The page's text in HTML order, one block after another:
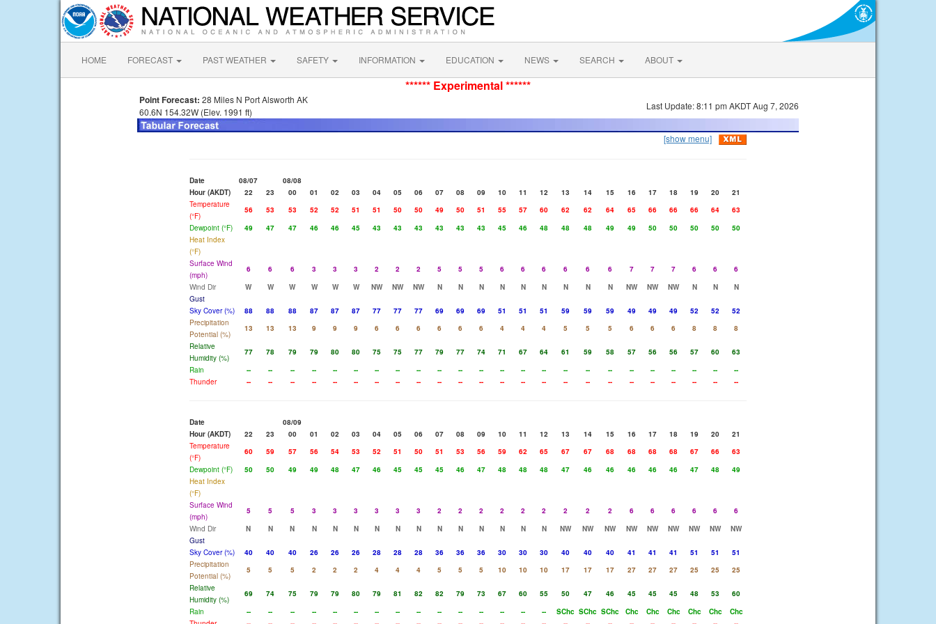
HOME FORECAST PAST WEATHER SAFETY INFORMATION EDUCATION NEWS SEARCH ABOUT
****** Experimental ******
Point Forecast: 28 Miles N Port Alsworth AK
60.6N 154.32W (Elev. 1991 ft)
Last Update: 8:11 pm AKDT Aug 7, 2026
[show menu]
Date 08/07
08/08
Hour (AKDT)
22 23 00 01 02 03 04 05 06 07 08 09 10 11 12 13 14 15 16 17 18 19 20
21
Temperature
(°F)
56 53 53 52 52 51 51 50 50 49 50 51 55 57 60 62 62 64 65 66 66 66 64
63
Dewpoint (°F)
49 47 47 46 46 45 43 43 43 43 43 43 45 46 48 48 48 49 49 50 50 50 50
50
Heat Index
(°F)
Surface Wind
(mph)
6 6 6 3 3 3 2 2 2 5 5 5 6 6 6 6 6 6 7 7 7 6 6
6
Wind Dir
W W W W W W NW NW NW N N N N N N N N N NW NW NW N N
N
Gust
Sky Cover (%)
88 88 88 87 87 87 77 77 77 69 69 69 51 51 51 59 59 59 49 49 49 52 52
52
Precipitation
Potential (%)
13 13 13 9 9 9 6 6 6 6 6 6 4 4 4 5 5 5 6 6 6 8 8
8
Relative
Humidity (%)
77 78 79 79 80 80 75 75 77 79 77 74 71 67 64 61 59 58 57 56 56 57 60
63
Rain
-- -- -- -- -- -- -- -- -- -- -- -- -- -- -- -- -- -- -- -- -- -- --
--
Thunder
-- -- -- -- -- -- -- -- -- -- -- -- -- -- -- -- -- -- -- -- -- -- -- --
Date
08/09
Hour (AKDT)
22 23 00 01 02 03 04 05 06 07 08 09 10 11 12 13 14 15 16 17 18 19 20
21
Temperature
(°F)
60 59 57 56 54 53 52 51 50 51 53 56 59 62 65 67 67 68 68 68 68 67 66
63
Dewpoint (°F)
50 50 49 49 48 47 46 45 45 45 46 47 48 48 48 47 46 46 46 46 46 47 48
49
Heat Index
(°F)
Surface Wind
(mph)
5 5 5 3 3 3 3 3 3 2 2 2 2 2 2 2 2 2 6 6 6 6 6
6
Wind Dir
N N N N N N N N N N N N N N N NW NW NW NW NW NW NW NW
NW
Gust
Sky Cover (%)
40 40 40 26 26 26 28 28 28 36 36 36 30 30 30 40 40 40 41 41 41 51 51
51
Precipitation
Potential (%)
5 5 5 2 2 2 4 4 4 5 5 5 10 10 10 17 17 17 27 27 27 25 25
25
Relative
Humidity (%)
69 74 75 79 79 80 79 81 82 82 79 73 67 60 55 50 47 46 45 45 45 48 53
60
Rain
-- -- -- -- -- -- -- -- -- -- -- -- -- -- -- SChc SChc SChc Chc Chc Chc Chc Chc
Chc